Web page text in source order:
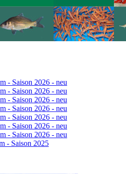
- Saison 2026 - neu
- Saison 2026 - neu
- Saison 2026 - neu
- Saison 2026 - neu
- Saison 2026 - neu
- Saison 2026 - neu
- Saison 2026 - neu
- Saison 2025